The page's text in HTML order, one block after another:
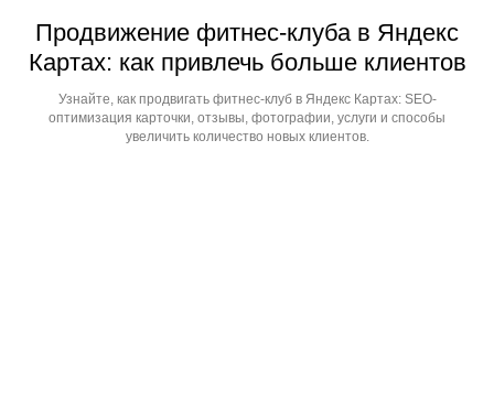
Продвижение фитнес-клуба в Яндекс
Картах: как привлечь больше клиентов
Узнайте, как продвигать фитнес-клуб в Яндекс Картах: SEO-
оптимизация карточки, отзывы, фотографии, услуги и способы
увеличить количество новых клиентов.